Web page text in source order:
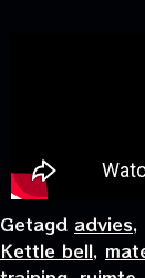
Getagd advies,
Kettle bell,